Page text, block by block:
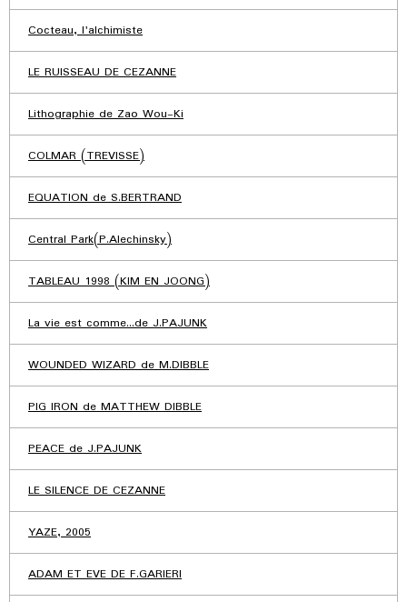
Cocteau, l'alchimiste
LE RUISSEAU DE CEZANNE
Lithographie de Zao Wou-Ki
COLMAR (TREVISSE)
EQUATION de S.BERTRAND
Central Park(P.Alechinsky)
TABLEAU 1998 (KIM EN JOONG)
La vie est comme...de J.PAJUNK
WOUNDED WIZARD de M.DIBBLE
PIG IRON de MATTHEW DIBBLE
PEACE de J.PAJUNK
LE SILENCE DE CEZANNE
YAZE, 2005
ADAM ET EVE DE F.GARIERI